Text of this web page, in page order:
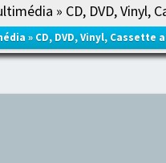
» CD, DVD, Vinyl,
» CD, DVD, Vinyl, Cassette